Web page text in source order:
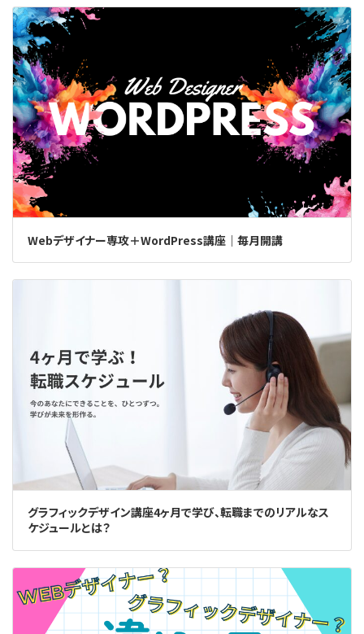
Webデザイナー専攻＋WordPress講座｜毎月開講
グラフィックデザイン講座4ヶ月で学び、転職までのリアルなス
ケジュールとは？